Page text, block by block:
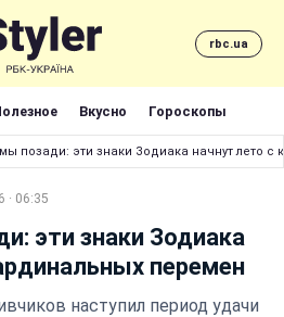
rbc.ua
Вкусно Гороскопы
позади: эти знаки Зодиака начнут лето с
· 06:35
эти знаки Зодиака
перемен
наступил период удачи